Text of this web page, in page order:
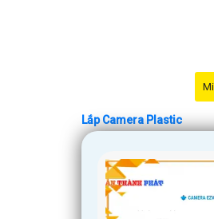
Lắp Camera Plastic